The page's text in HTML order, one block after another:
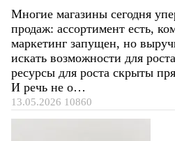
Многие магазины сегодня
продаж: ассортимент есть,
маркетинг запущен, но
искать возможности для
ресурсы для роста скрыты
И речь не о…
13.05.2026 10860